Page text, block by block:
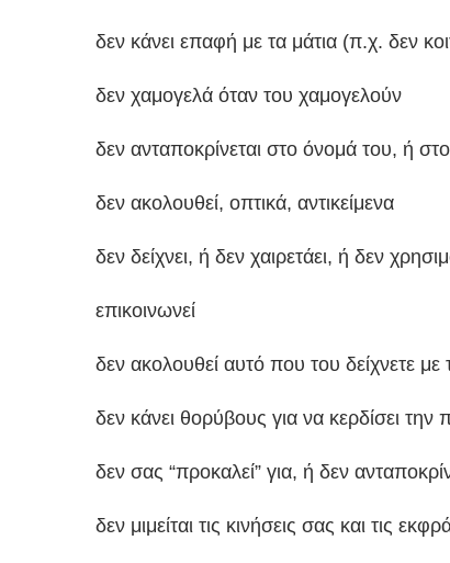
δεν κάνει επαφή με τα μάτια (π.χ. δεν
δεν χαμογελά όταν του χαμογελούν
δεν ανταποκρίνεται στο όνομά του, ή
δεν ακολουθεί, οπτικά, αντικείμενα
δεν δείχνει, ή δεν χαιρετάει, ή δεν
επικοινωνεί
δεν ακολουθεί αυτό που του δείχνετε με
δεν κάνει θορύβους για να κερδίσει
δεν σας “προκαλεί” για, ή δεν
δεν μιμείται τις κινήσεις σας και τις